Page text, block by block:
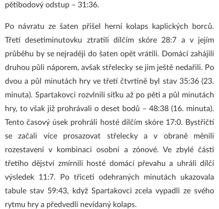
pětibodový odstup – 31:36.
Po návratu ze šaten přišel herní kolaps kaplických borců.
Třetí desetiminutovku ztratili dílčím skóre 28:7 a v jejím
průběhu by se nejraději do šaten opět vrátili. Domácí zahájili
druhou půli náporem, avšak střelecky se jim ještě nedařili. Po
dvou a půl minutách hry ve třetí čtvrtině byl stav 35:36 (23.
minuta). Spartakovci rozvlnili síťku až po pěti a půl minutách
hry, to však již prohrávali o deset bodů – 48:38 (16. minuta).
Tento časový úsek prohráli hosté dílčím skóre 17:0. Bystřičtí
se začali více prosazovat střelecky a v obraně měnili
rozestavení v kombinaci osobní a zónové. Ve zbylé části
třetího dějství zmírnili hosté domácí převahu a uhráli dílčí
výsledek 11:7. Po třiceti odehraných minutách ukazovala
tabule stav 59:43, když Spartakovci zcela vypadli ze svého
rytmu hry a předvedli nevídaný kolaps.